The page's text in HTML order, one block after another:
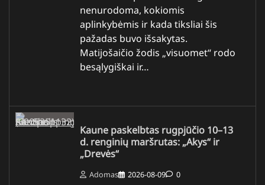
nenurodoma, kokiomis
aplinkybėmis ir kada tiksliai šis
pažadas buvo išsakytas.
Matijošaičio žodis „visuomet“ rodo
besąlygiškai ir…
Kaune paskelbtas rugpjūčio 10–13
d. renginių maršrutas: „Akys“ ir
„Drevės“
Adomas 2026-08-09 0